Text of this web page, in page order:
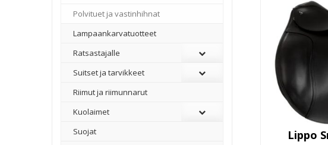
Lippo
Polvituet ja vastinhihnat
Lampaankarvatuotteet
Ratsastajalle
Suitset ja tarvikkeet
Riimut ja riimunnarut
Kuolaimet
Suojat